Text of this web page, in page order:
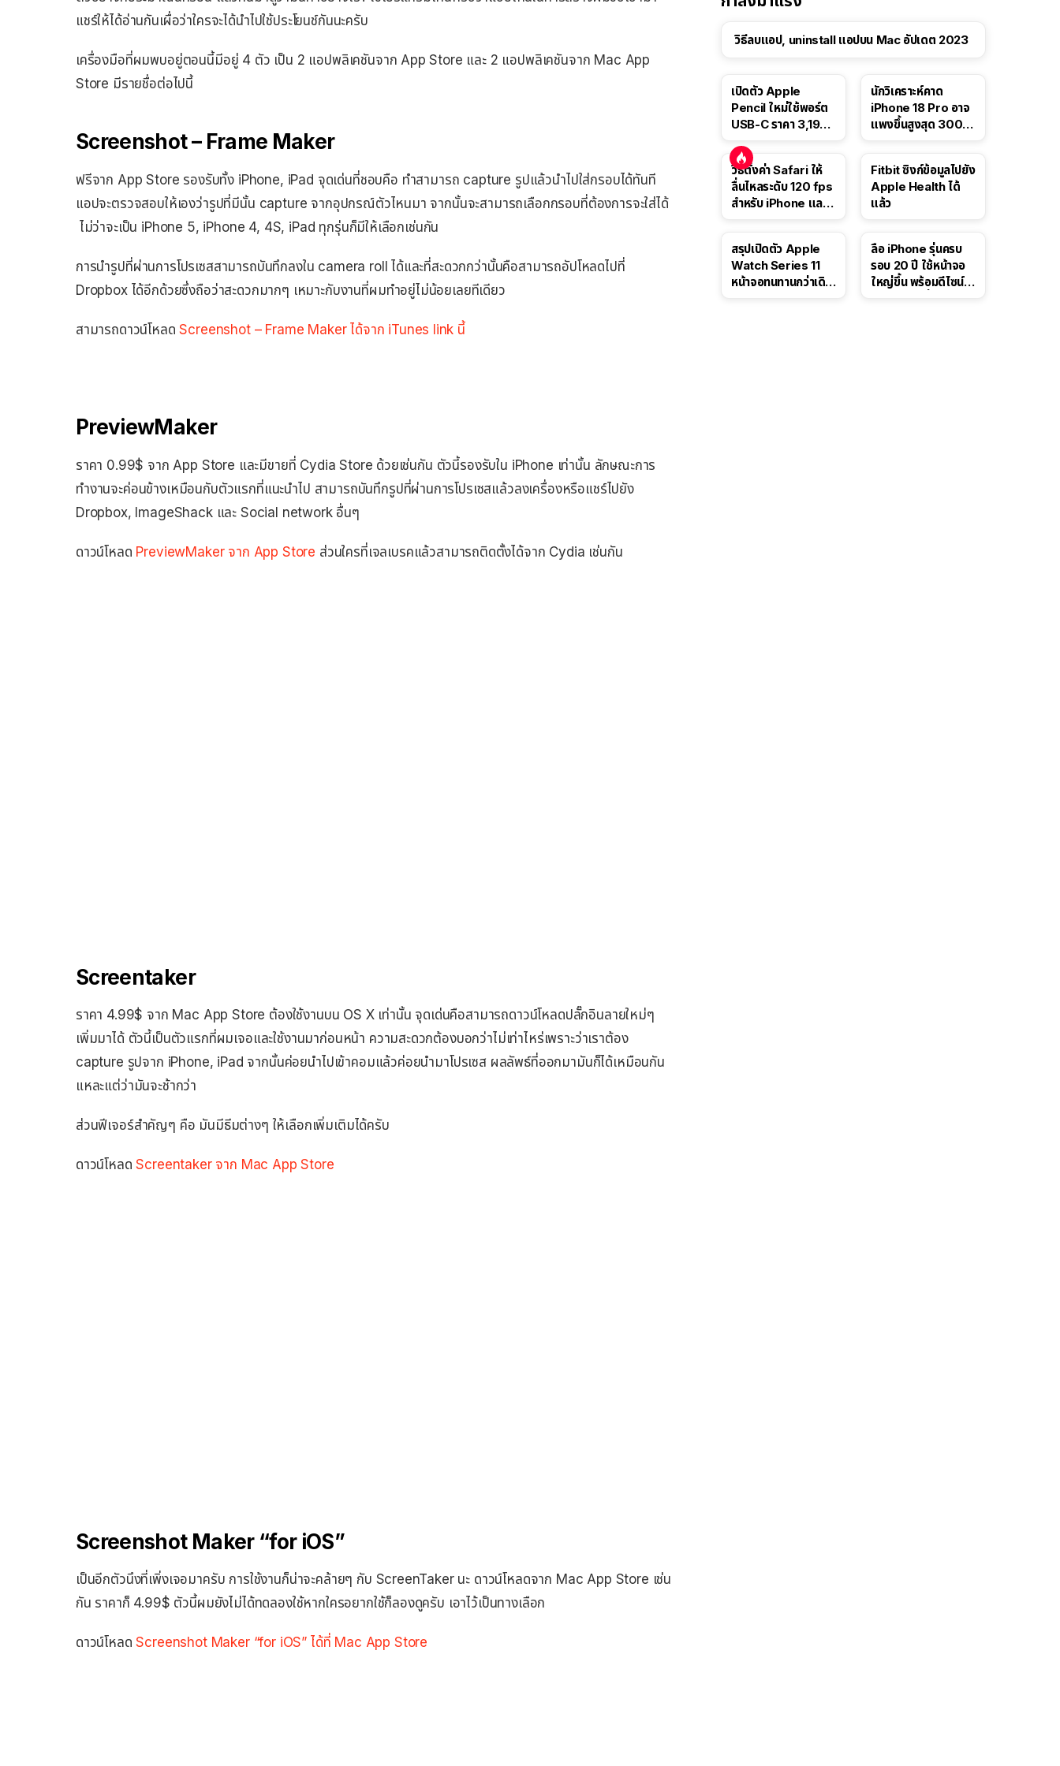
แชร์ให้ได้อ่านกันเผื่อว่าใครจะได้นำไปใช้ประโยนช์กันนะครับ
เครื่องมือที่ผมพบอยู่ตอนนี้มีอยู่ 4 ตัว เป็น 2 แอปพลิเคชันจาก App Store และ 2 แอปพลิเคชันจาก Mac App
Store มีรายชื่อต่อไปนี้
Screenshot – Frame Maker
ฟรีจาก App Store รองรับทั้ง iPhone, iPad จุดเด่นที่ชอบคือ ทำสามารถ capture รูปแล้วนำไปใส่กรอบได้ทันที
แอปจะตรวจสอบให้เองว่ารูปที่มีนั้น capture จากอุปกรณ์ตัวไหนมา จากนั้นจะสามารถเลือกกรอบที่ต้องการจะใส่ได้
ไม่ว่าจะเป็น iPhone 5, iPhone 4, 4S, iPad ทุกรุ่นก็มีให้เลือกเช่นกัน
การนำรูปที่ผ่านการโปรเซสสามารถบันทึกลงใน camera roll ได้และที่สะดวกกว่านั้นคือสามารถอัปโหลดไปที่
Dropbox ได้อีกด้วยซึ่งถือว่าสะดวกมากๆ เหมาะกับงานที่ผมทำอยู่ไม่น้อยเลยทีเดียว
สามารถดาวน์โหลดScreenshot – Frame Maker ได้จาก iTunes link นี้
PreviewMaker
ราคา 0.99$ จาก App Store และมีขายที่ Cydia Store ด้วยเช่นกัน ตัวนี้รองรับใน iPhone เท่านั้น ลักษณะการ
ทำงานจะค่อนข้างเหมือนกับตัวแรกที่แนะนำไป สามารถบันทึกรูปที่ผ่านการโปรเซสแล้วลงเครื่องหรือแชร์ไปยัง
Dropbox, ImageShack และ Social network อื่นๆ
ดาวน์โหลด PreviewMaker จาก App Store ส่วนใครที่เจลเบรคแล้วสามารถติดตั้งได้จาก Cydia เช่นกัน
Screentaker
ราคา 4.99$ จาก Mac App Store ต้องใช้งานบน OS X เท่านั้น จุดเด่นคือสามารถดาวน์โหลดปลั๊กอินลายใหม่ๆ
เพิ่มมาได้ ตัวนี้เป็นตัวแรกที่ผมเจอและใช้งานมาก่อนหน้า ความสะดวกต้องบอกว่าไม่เท่าไหร่เพราะว่าเราต้อง
capture รูปจาก iPhone, iPad จากนั้นค่อยนำไปเข้าคอมแล้วค่อยนำมาโปรเซส ผลลัพธ์ที่ออกมามันก็ได้เหมือนกัน
แหละแต่ว่ามันจะช้ากว่า
ส่วนฟีเจอร์สำคัญๆ คือ มันมีธีมต่างๆ ให้เลือกเพิ่มเติมได้ครับ
ดาวน์โหลดScreentaker จาก Mac App Store
Screenshot Maker “for iOS”
เป็นอีกตัวนึงที่เพิ่งเจอมาครับ การใช้งานก็น่าจะคล้ายๆ กับ ScreenTaker นะ ดาวน์โหลดจาก Mac App Store เช่น
กัน ราคาก็ 4.99$ ตัวนี้ผมยังไม่ได้ทดลองใช้หากใครอยากใช้ก็ลองดูครับ เอาไว้เป็นทางเลือก
ดาวน์โหลดScreenshot Maker “for iOS” ได้ที่ Mac App Store
วิธีลบแอป, uninstall แอปบน Mac อัปเดต 2023
เปิดตัว Apple
Pencil ใหม่ใช้พอร์ต
USB-C ราคา 3,190
นี้
นักวิเคราะห์คาด
iPhone 18 Pro อาจ
แพงขึ้นสูงสุด 300
วิธีตั้งค่า Safari ให้
ลื่นไหลระดับ 120 fps
สำหรับ iPhone และ
Fitbit ซิงก์ข้อมูลไปยัง
Apple Health ได้
แล้ว
สรุปเปิดตัว Apple
Watch Series 11
หน้าจอทนทานกว่าเดิม
ลือ iPhone รุ่นครบ
รอบ 20 ปี ใช้หน้าจอ
ใหญ่ขึ้น พร้อมดีไซน์ไร้